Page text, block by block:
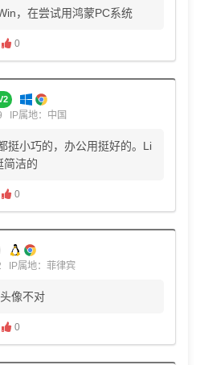
，在尝试用鸿蒙PC系统
0
IP属地：中国
挺小巧的，办公用挺好的。Li
简洁的
0
IP属地：菲律宾
像不对
0